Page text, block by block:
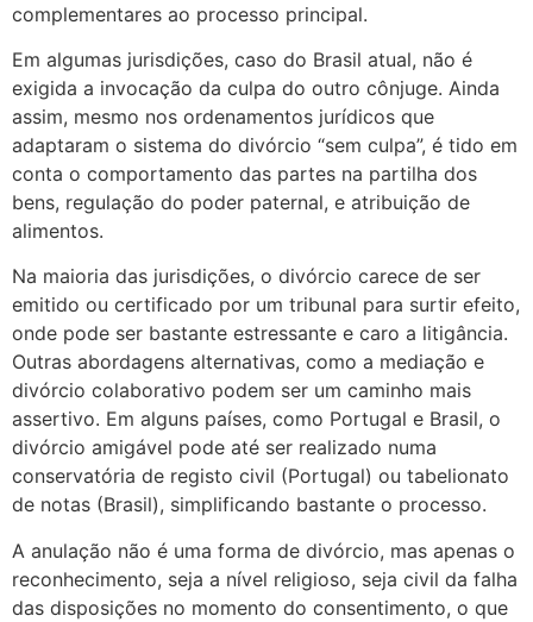
complementares ao processo principal.
Em algumas jurisdições, caso do Brasil atual, não é
exigida a invocação da culpa do outro cônjuge. Ainda
assim, mesmo nos ordenamentos jurídicos que
adaptaram o sistema do divórcio “sem culpa”, é tido em
conta o comportamento das partes na partilha dos
bens, regulação do poder paternal, e atribuição de
alimentos.
Na maioria das jurisdições, o divórcio carece de ser
emitido ou certificado por um tribunal para surtir efeito,
onde pode ser bastante estressante e caro a litigância.
Outras abordagens alternativas, como a mediação e
divórcio colaborativo podem ser um caminho mais
assertivo. Em alguns países, como Portugal e Brasil, o
divórcio amigável pode até ser realizado numa
conservatória de registo civil (Portugal) ou tabelionato
de notas (Brasil), simplificando bastante o processo.
A anulação não é uma forma de divórcio, mas apenas o
reconhecimento, seja a nível religioso, seja civil da falha
das disposições no momento do consentimento, o que